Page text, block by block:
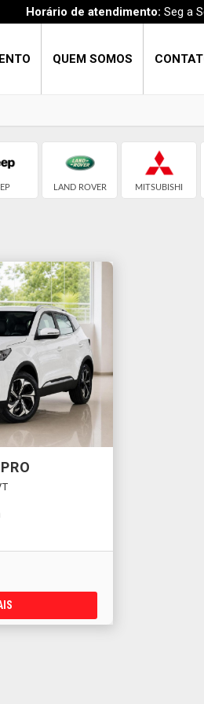
Horário de atendimento: Seg a
QUEM SOMOS
LAND ROVER MITSUBISHI